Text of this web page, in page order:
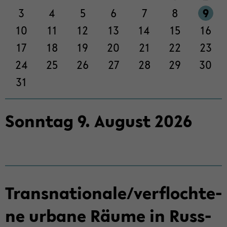
seln
3
4 5 6 7 8
9
10
11 12 13 14 15
16
17
18 19 20 21 22
23
24
25 26 27 28 29
30
31
Sonn­tag 9. Au­gust2026
Trans­na­tio­na­le/ver­floch­te­
ne ur­ba­ne Räume in Russ­